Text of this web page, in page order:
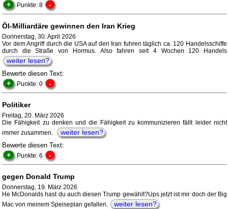
+ Punkte: 8 -
Öl-Milliardäre gewinnen den Iran Krieg
Donnerstag, 30. April 2026
Vor dem Angriff durch die USA auf den Iran fuhren täglich ca. 120 Handelsschiffe
durch die Straße von Hormus. Also fahren seit 4 Wochen 120 Handels
weiter lesen?
Bewerte diesen Text:
+ Punkte: 0 -
Politiker
Freitag, 20. März 2026
Die Fähigkeit zu denken und die Fähigkeit zu kommunizieren fällt leider nicht
immer zusammen.
weiter lesen?
Bewerte diesen Text:
+ Punkte: 6 -
gegen Donald Trump
Donnerstag, 19. März 2026
He McDonalds hast du auch diesen Trump gewählt?Ups jetzt ist mir doch der Big
Mac von meinem Speiseplan gefallen.
weiter lesen?